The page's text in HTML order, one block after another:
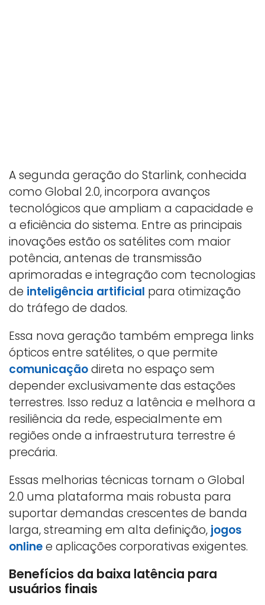
A segunda geração do Starlink, conhecida
como Global 2.0, incorpora avanços
tecnológicos que ampliam a capacidade e
a eficiência do sistema. Entre as principais
inovações estão os satélites com maior
potência, antenas de transmissão
aprimoradas e integração com tecnologias
de inteligência artificial para otimização
do tráfego de dados.
Essa nova geração também emprega links
ópticos entre satélites, o que permite
comunicaçãodireta no espaço sem
depender exclusivamente das estações
terrestres. Isso reduz a latência e melhora a
resiliência da rede, especialmente em
regiões onde a infraestrutura terrestre é
precária.
Essas melhorias técnicas tornam o Global
2.0 uma plataforma mais robusta para
suportar demandas crescentes de banda
larga, streaming em alta definição, jogos
onlinee aplicações corporativas exigentes.
Benefícios da baixa latência para
usuários finais